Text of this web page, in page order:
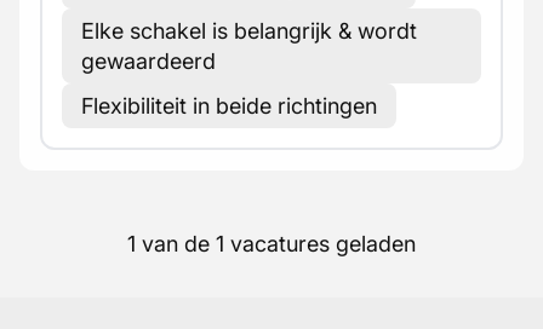
Elke schakel is belangrijk & wordt
gewaardeerd
Flexibiliteit in beide richtingen
1 van de 1 vacatures geladen